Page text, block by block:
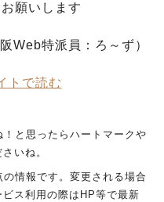
願いします
Web特派員：ろ～ず）
トで読む
と思ったらハートマークや
いね。
情報です。変更される場合
ス利用の際はHP等で最新